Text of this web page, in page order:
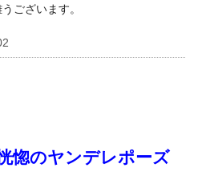
ございます。
惚のヤンデレポーズ